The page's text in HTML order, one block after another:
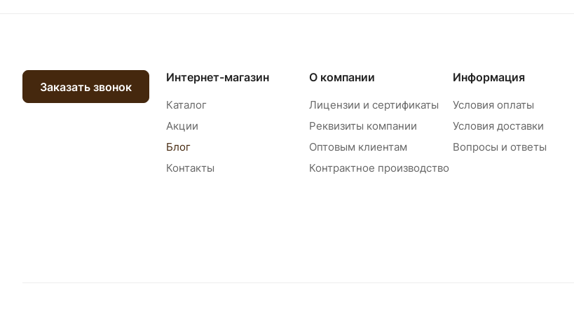
Заказать звонок
Интернет-магазин
Каталог
Акции
Блог
Контакты
О компании
Лицензии и сертификаты
Реквизиты компании
Оптовым клиентам
Контрактное производство
Информация
Условия оплаты
Условия доставки
Вопросы и ответы